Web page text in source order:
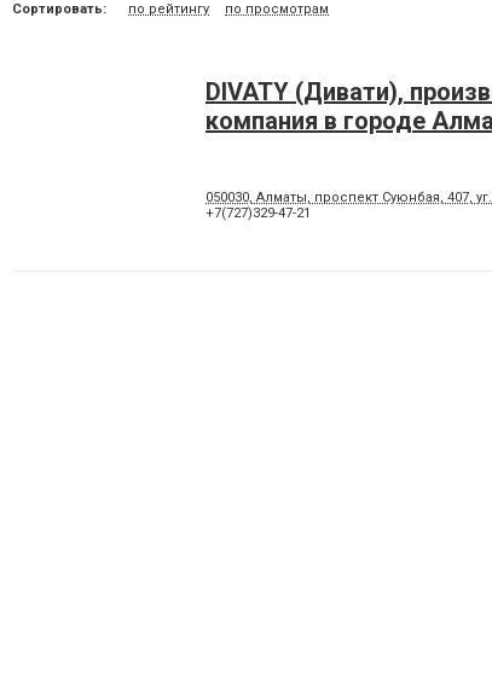
Сортировать: по рейтингу по просмотрам
DIVATY (Дивати),
компания в городе
050030, Алматы, проспект Суюнбая, 407,
+7(727)329-47-21